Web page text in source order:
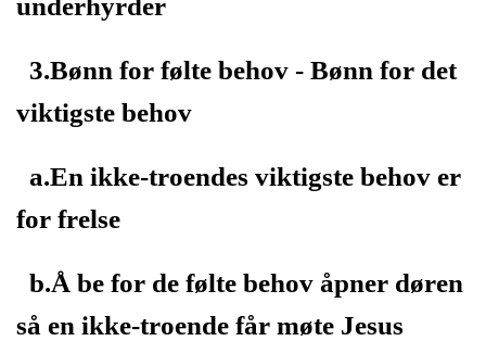
3.Bønn for følte behov - Bønn for det
viktigste behov
a.En ikke-troendes viktigste behov er
for frelse
b.Å be for de følte behov åpner døren
så en ikke-troende får møte Jesus